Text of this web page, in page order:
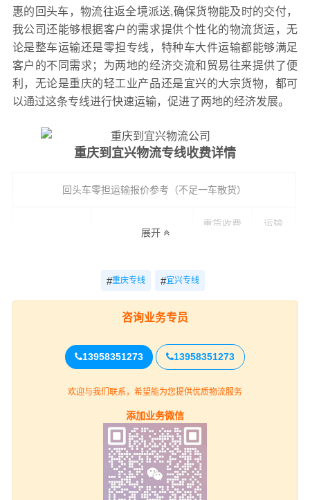
惠的回头车，物流往返全境派送,确保货物能及时的交付，
我公司还能够根据客户的需求提供个性化的物流货运，无
论是整车运输还是零担专线，特种车大件运输都能够满足
客户的不同需求；为两地的经济交流和贸易往来提供了便
利，无论是重庆的轻工业产品还是宜兴的大宗货物，都可
以通过这条专线进行快速运输，促进了两地的经济发展。
重庆到宜兴物流专线收费详情
回头车零担运输报价参考（不足一车散货）
轻货收费参考
重货收费
运输
电话咨询
万州区、黔江区、涪陵区、渝中区、大
岸区、北碚区、渝北区、巴南区、长寿区、
江津区、合川区、永川区、南川区、綦江
区、大足区、铜梁区、璧山区、潼南区、荣
昌区、梁平区、城口区、丰都县、垫江县、
武隆县、忠县、开州区、云阳县、奉节县、
巫山县、巫溪县、石柱县、秀山县、酉阳
县、彭水县（详细提货位置请电话沟通）
展开
#重庆专线 #宜兴专线
咨询业务专员
13958351273 13958351273
欢迎与我们联系，希望能为您提供优质物流服务
添加业务微信